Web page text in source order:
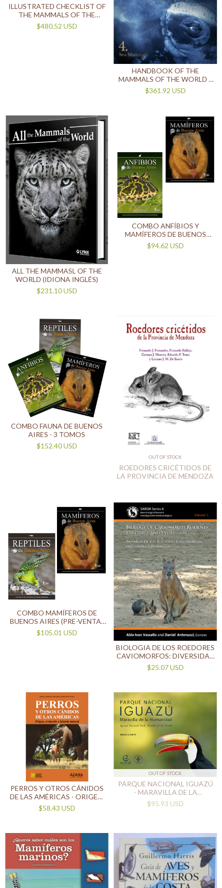
ILLUSTRATED CHECKLIST OF
THE MAMMALS OF THE
WORLD (2 TOMOS)
$480.52 USD
HANDBOOK OF THE
MAMMALS OF THE WORLD –
VOL 4 - SEA MAMMALS
(INGLÉS)
$361.92 USD
ALL THE MAMMASL OF THE
WORLD (IDIONA INGLÉS)
$231.10 USD
COMBO ANFÍBIOS Y
MAMÍFEROS DE BUENOS
AIRES
$94.62 USD
COMBO FAUNA DE BUENOS
AIRES - 3 TOMOS
$152.40 USD
OUT OF STOCK
ROEDORES CRICÉTIDOS DE
LA PROVINCIA DE MENDOZA
COMBO MAMÍFEROS DE
BUENOS AIRES (PRE-VENTA)
+ REPTILES DE BUENOS
AIRES (ENVIOS A PARTIR DEL
$105.01 USD
BIOLOGIA DE LOS ROEDORES
CAVIOMORFOS: DIVERSIDAD
Y EVOLUCIÓN (BILINGÜE)
$25.07 USD
PERROS Y OTROS CÁNIDOS
DE LAS AMÉRICAS - ORIGEN,
EVOLUCIÓN E HISTORIA
NATURAL
$58.43 USD
OUT OF STOCK
PARQUE NACIONAL IGUAZÚ
- MARAVILLA DE LA
HUMANIDAD (BILINGÜE)
$95.93 USD